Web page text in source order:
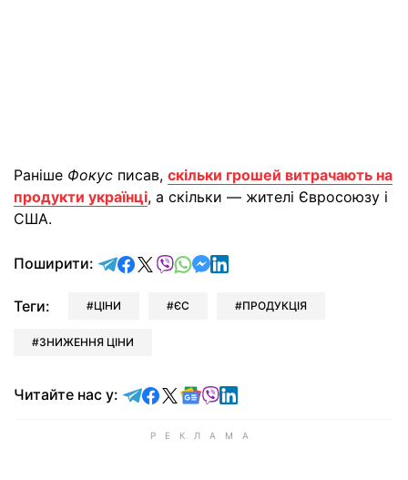
Раніше Фокус писав, скільки грошей витрачають на
продукти українці, а скільки — жителі Євросоюзу і
США.
Поширити: відправити у Telegram
поділитись у Facebook
поділитись у X
відправити у Viber
відправити у Whatsapp
відправити у Messenger
відправити у LinkedIn
Теги: ЦІНИ ЄС ПРОДУКЦІЯ
ЗНИЖЕННЯ ЦІНИ
Читайте нас у: Читайте у Telegram
Читайте у Facebook
Читайте у X
Читайте у Google news
Читайте у Viber
Читайте у LinkedIn